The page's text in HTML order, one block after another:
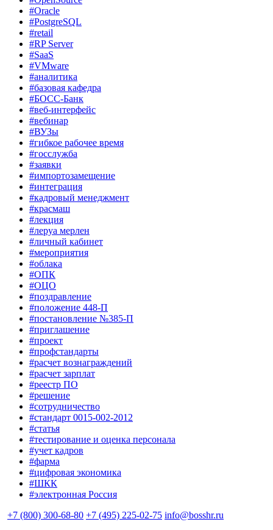
#Oracle
#PostgreSQL
#retail
#RP Server
#SaaS
#VMware
#аналитика
#базовая кафедра
#БОСС-Банк
#веб-интерфейс
#вебинар
#ВУЗы
#гибкое рабочее время
#госслужба
#заявки
#импортозамещение
#интеграция
#кадровый менеджмент
#красмаш
#лекция
#леруа мерлен
#личный кабинет
#мероприятия
#облака
#ОПК
#ОЦО
#поздравление
#положение 448-П
#постановление №385-П
#приглашение
#проект
#профстандарты
#расчет вознаграждений
#расчет зарплат
#реестр ПО
#решение
#сотрудничество
#стандарт 0015-002-2012
#статья
#тестирование и оценка персонала
#учет кадров
#фарма
#цифровая экономика
#ШКК
#электронная Россия
+7 (800) 300-68-80 +7 (495) 225-02-75 info@bosshr.ru